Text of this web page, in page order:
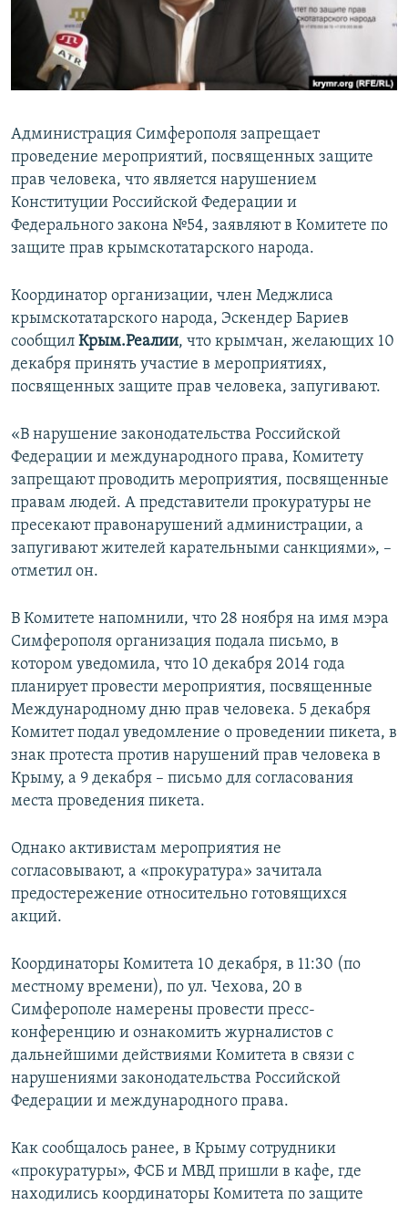
ПОБЕДИТЕЛЕЙ НЕ СУДЯТ?
КРЫМ.НЕПОКОРЕННЫЙ
ELIFBE
ПРИСОЕДИНЯЙТЕСЬ!
Все сайты RFE/RL
Администрация Симферополя запрещает
проведение мероприятий, посвященных защите
прав человека, что является нарушением
Конституции Российской Федерации и
Федерального закона №54, заявляют в Комитете по
защите прав крымскотатарского народа.
Координатор организации, член Меджлиса
крымскотатарского народа, Эскендер Бариев
сообщил Крым.Реалии, что крымчан, желающих 10
декабря принять участие в мероприятиях,
посвященных защите прав человека, запугивают.
«В нарушение законодательства Российской
Федерации и международного права, Комитету
запрещают проводить мероприятия, посвященные
правам людей. А представители прокуратуры не
пресекают правонарушений администрации, а
запугивают жителей карательными санкциями», –
отметил он.
В Комитете напомнили, что 28 ноября на имя мэра
Симферополя организация подала письмо, в
котором уведомила, что 10 декабря 2014 года
планирует провести мероприятия, посвященные
Международному дню прав человека. 5 декабря
Комитет подал уведомление о проведении пикета, в
знак протеста против нарушений прав человека в
Крыму, а 9 декабря – письмо для согласования
места проведения пикета.
Однако активистам мероприятия не
согласовывают, а «прокуратура» зачитала
предостережение относительно готовящихся
акций.
Координаторы Комитета 10 декабря, в 11:30 (по
местному времени), по ул. Чехова, 20 в
Симферополе намерены провести пресс-
конференцию и ознакомить журналистов с
дальнейшими действиями Комитета в связи с
нарушениями законодательства Российской
Федерации и международного права.
Как сообщалось ранее, в Крыму сотрудники
«прокуратуры», ФСБ и МВД пришли в кафе, где
находились координаторы Комитета по защите